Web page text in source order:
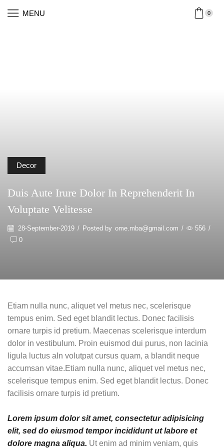
MENU 0
Decor
Duis Aute Irure Dolor In Reprehenderit In
Voluptate Velitesse
28-September-2019 / Posted by ome.mba@gmail.com / 556 /
0
Etiam nulla nunc, aliquet vel metus nec, scelerisque
tempus enim. Sed eget blandit lectus. Donec facilisis
ornare turpis id pretium. Maecenas scelerisque interdum
dolor in vestibulum. Proin euismod dui purus, non lacinia
ligula luctus aIn volutpat cursus quam, a blandit neque
accumsan vitae.Etiam nulla nunc, aliquet vel metus nec,
scelerisque tempus enim. Sed eget blandit lectus. Donec
facilisis ornare turpis id pretium.
Lorem ipsum dolor sit amet, consectetur adipisicing
elit, sed do eiusmod tempor incididunt ut labore et
dolore magna aliqua. Ut enim ad minim veniam, quis